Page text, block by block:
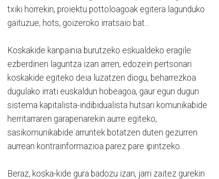
txiki horrekin, proiektu pottoloagoak egitera lagunduko
gaituzue; hots, goizeroko irratsaio bat...
Koskakide kanpainia burutzeko eskualdeko eragile
ezberdinen laguntza izan arren, edozein pertsonari
koskakide egiteko deia luzatzen diogu, beharrezkoa
dugulako irrati euskaldun hobeagoa, gaur egun dugun
sistema kapitalista-indibidualista hutsari komunikabide
herritarraren garapenarekin aurre egiteko,
sasikomunikabide arruntek botatzen duten gezurren
aurrean kontrainformazioa parez pare ipintzeko...
Beraz, koska-kide gura badozu izan, jarri zaitez gurekin